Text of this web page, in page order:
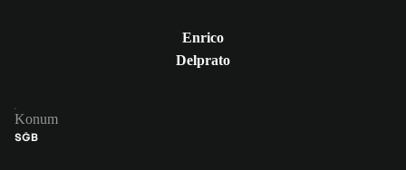
Enrico
Delprato
Konum
SĞB